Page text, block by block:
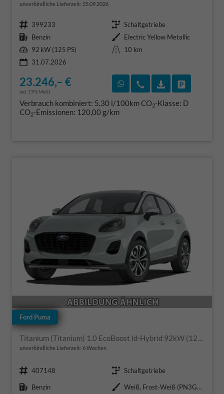
unverbindliche Lieferzeit: 25.09.2026
Fahrzeugnr. 399233 Getriebe Schaltgetriebe
Kraftstoff Benzin Außenfarbe Electric Yellow Metallic
Leistung 92 kW (125 PS) Kilometerstand
10 km
31.07.2026
23.246,– €
incl. 19% MwSt.
Rückruf vereinbaren
Wir rufen Sie an
Verbrauch kombiniert: 5,30 l/100kmCO2-Klasse: D
CO2-Emissionen: 120,00 g/km
Ford Puma
Titanium (Titanium) 1.0 EcoBoost ld-Hybrid 92kW (125 PS) 7-Gang-DSG
unverbindliche Lieferzeit: 6 Wochen
Fahrzeugnr. 407148 Getriebe Schaltgetriebe
Kraftstoff Benzin Außenfarbe
Weiß, Frost-Weiß (PN3GZ0)